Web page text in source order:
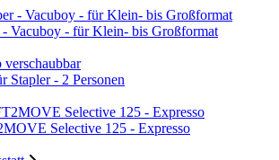
- Vacuboy - für Klein- bis Großformat
Stapler - 2 Personen
Selective 125 - Expresso